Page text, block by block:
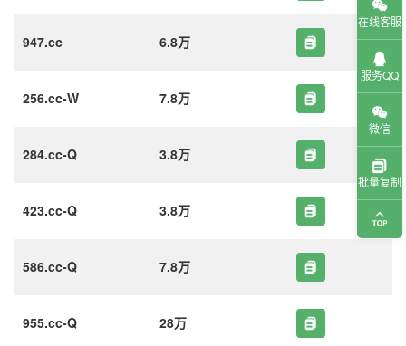
947.cc 6.8万
256.cc-W 7.8万
284.cc-Q 3.8万
423.cc-Q 3.8万
586.cc-Q 7.8万
955.cc-Q 28万
在线客服
服务QQ
微信
批量复制